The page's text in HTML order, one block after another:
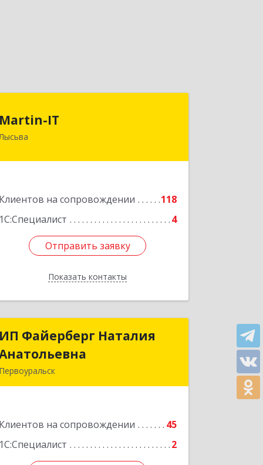
Martin-IT
Лысьва
Клиентов на сопровождении
118
1С:Специалист
4
Отправить заявку
Показать контакты
618900, Пермский край, Лысьва г,
Отправить заявку
Назад
ИП Файерберг Наталия
Первоуральск
Клиентов на сопровождении
45
1С:Специалист
2
ИП Файерберг Наталия
Подробнее